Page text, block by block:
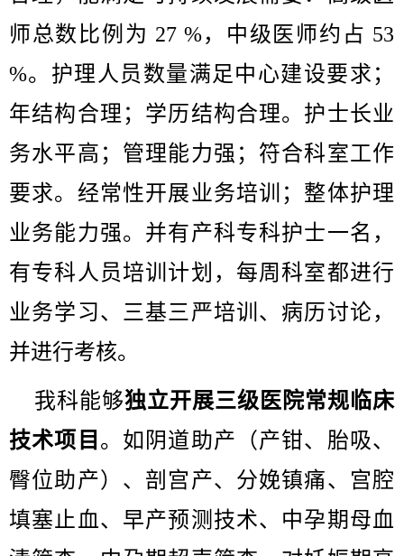
师总数比例为 27 %，中级医师约占 53
%。护理人员数量满足中心建设要求；
年结构合理；学历结构合理。护士长业
务水平高；管理能力强；符合科室工作
要求。经常性开展业务培训；整体护理
业务能力强。并有产科专科护士一名，
有专科人员培训计划，每周科室都进行
业务学习、三基三严培训、病历讨论，
并进行考核。
我科能够独立开展三级医院常规临床
技术项目 。如阴道助产（产钳、胎吸、
臀位助产）、剖宫产、分娩镇痛、宫腔
填塞止血、早产预测技术、中孕期母血